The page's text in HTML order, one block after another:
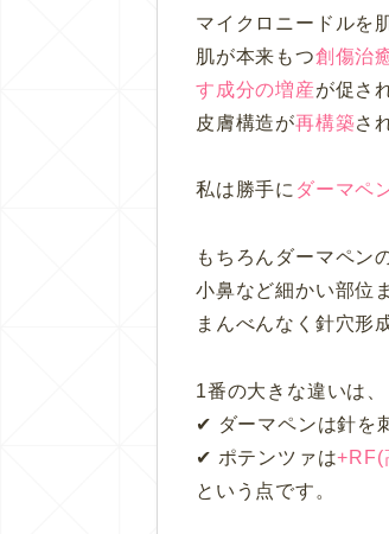
マイクロニードルを
肌が本来もつ創傷治
す成分の増産が促さ
皮膚構造が再構築さ
私は勝手に ダーマペ
もちろんダーマペン
小鼻など細かい部位
まんべんなく針穴形
1番の大きな違いは、
✔︎ ダーマペンは針を
✔︎ ポテンツァは+RF(
という点です。